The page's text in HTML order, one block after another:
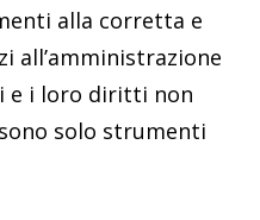
alla corretta e
all’amministrazione
e i loro diritti non
solo strumenti